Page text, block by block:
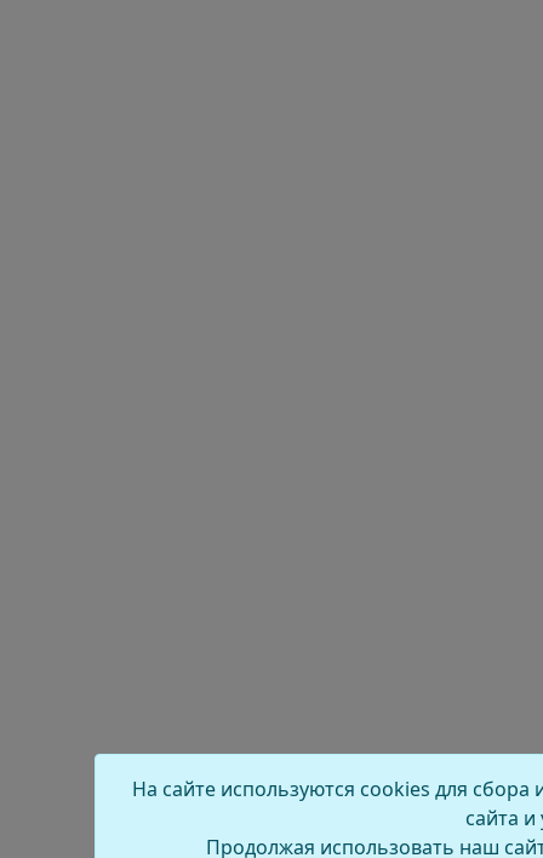
На сайте используются cookies для
сайта и
Продолжая использовать наш